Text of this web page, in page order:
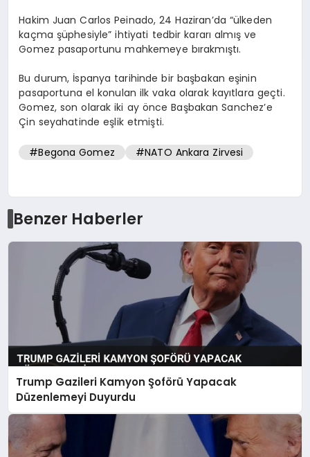
Hakim Juan Carlos Peinado, 24 Haziran’da “ülkeden
kaçma şüphesiyle” ihtiyati tedbir kararı almış ve
Gomez pasaportunu mahkemeye bırakmıştı.
Bu durum, İspanya tarihinde bir başbakan eşinin
pasaportuna el konulan ilk vaka olarak kayıtlara geçti.
Gomez, son olarak iki ay önce Başbakan Sanchez’e
Çin seyahatinde eşlik etmişti.
#Begona Gomez #NATO Ankara Zirvesi
Benzer Haberler
Trump Gazileri Kamyon Şoförü Yapacak
Düzenlemeyi Duyurdu